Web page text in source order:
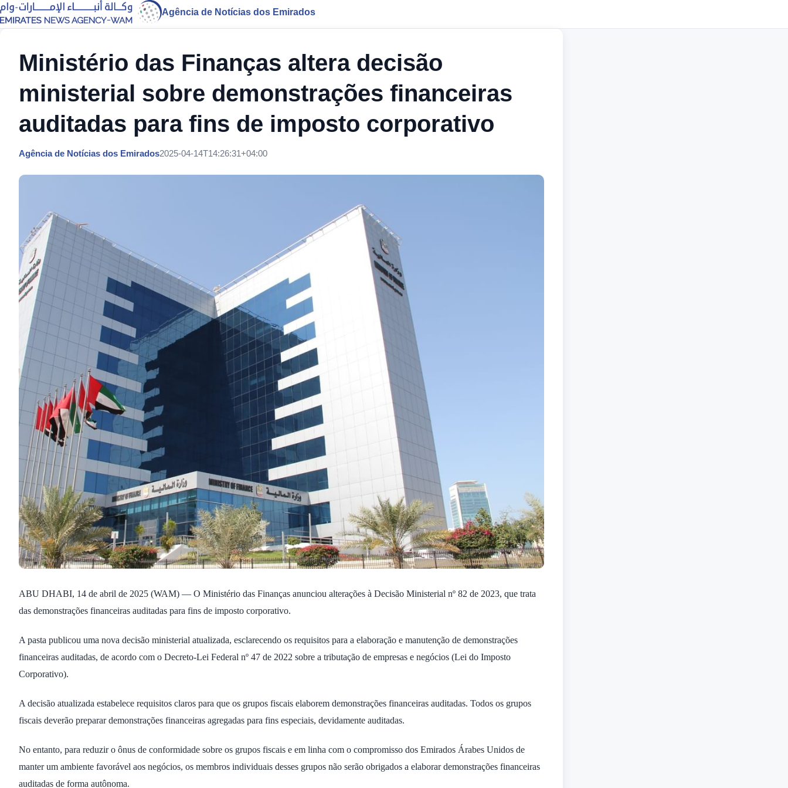
Agência de Notícias dos Emirados
Ministério das Finanças altera decisão
ministerial sobre demonstrações financeiras
auditadas para fins de imposto corporativo
Agência de Notícias dos Emirados2025-04-14T14:26:31+04:00
ABU DHABI, 14 de abril de 2025 (WAM) — O Ministério das Finanças anunciou alterações à Decisão Ministerial nº 82 de 2023, que trata
das demonstrações financeiras auditadas para fins de imposto corporativo.
A pasta publicou uma nova decisão ministerial atualizada, esclarecendo os requisitos para a elaboração e manutenção de demonstrações
financeiras auditadas, de acordo com o Decreto-Lei Federal nº 47 de 2022 sobre a tributação de empresas e negócios (Lei do Imposto
Corporativo).
A decisão atualizada estabelece requisitos claros para que os grupos fiscais elaborem demonstrações financeiras auditadas. Todos os grupos
fiscais deverão preparar demonstrações financeiras agregadas para fins especiais, devidamente auditadas.
No entanto, para reduzir o ônus de conformidade sobre os grupos fiscais e em linha com o compromisso dos Emirados Árabes Unidos de
manter um ambiente favorável aos negócios, os membros individuais desses grupos não serão obrigados a elaborar demonstrações financeiras
auditadas de forma autônoma.